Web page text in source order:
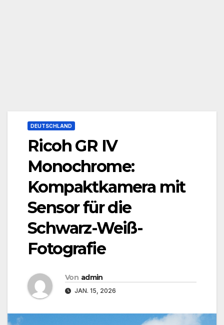
DEUTSCHLAND
Ricoh GR IV
Monochrome:
Kompaktkamera mit
Sensor für die
Schwarz-Weiß-
Fotografie
Von admin
JAN. 15, 2026